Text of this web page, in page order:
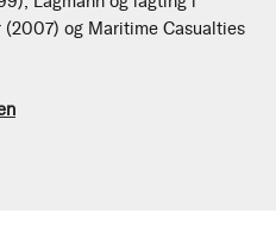
og Maritime Casualties